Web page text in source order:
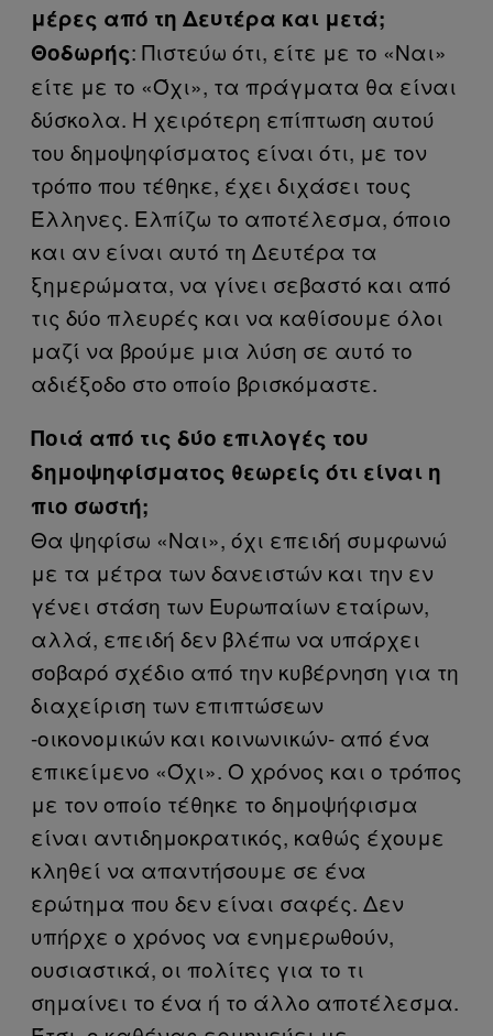
μέρες από τη Δευτέρα και μετά;
Θoδωρής: Πιστεύω ότι, είτε με το «Ναι»
είτε με το «Όχι», τα πράγματα θα είναι
δύσκολα. Η χειρότερη επίπτωση αυτού
του δημοψηφίσματος είναι ότι, με τον
τρόπο που τέθηκε, έχει διχάσει τους
Έλληνες. Ελπίζω το αποτέλεσμα, όποιο
και αν είναι αυτό τη Δευτέρα τα
ξημερώματα, να γίνει σεβαστό και από
τις δύο πλευρές και να καθίσουμε όλοι
μαζί να βρούμε μια λύση σε αυτό το
αδιέξοδο στο οποίο βρισκόμαστε.
Ποιά από τις δύο επιλογές του
δημοψηφίσματος θεωρείς ότι είναι η
πιο σωστή;
Θα ψηφίσω «Ναι», όχι επειδή συμφωνώ
με τα μέτρα των δανειστών και την εν
γένει στάση των Ευρωπαίων εταίρων,
αλλά, επειδή δεν βλέπω να υπάρχει
σοβαρό σχέδιο από την κυβέρνηση για τη
διαχείριση των επιπτώσεων
-οικονομικών και κοινωνικών- από ένα
επικείμενο «Όχι». Ο χρόνος και ο τρόπος
με τον οποίο τέθηκε το δημοψήφισμα
είναι αντιδημοκρατικός, καθώς έχουμε
κληθεί να απαντήσουμε σε ένα
ερώτημα που δεν είναι σαφές. Δεν
υπήρχε ο χρόνος να ενημερωθούν,
ουσιαστικά, οι πολίτες για το τι
σημαίνει το ένα ή το άλλο αποτέλεσμα.